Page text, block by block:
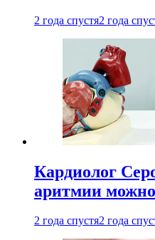
2 года спустя2 года
Кардиолог
аритмии можно
2 года спустя2 года